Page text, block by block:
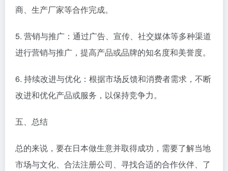
商、生产厂家等合作完成。
5. 营销与推广：通过广告、宣传、社交媒体等多种渠道
进行营销与推广，提高产品或品牌的知名度和美誉度。
6. 持续改进与优化：根据市场反馈和消费者需求，不断
改进和优化产品或服务，以保持竞争力。
五、总结
总的来说，要在日本做生意并取得成功，需要了解当地
市场与文化、合法注册公司、寻找合适的合作伙伴、了